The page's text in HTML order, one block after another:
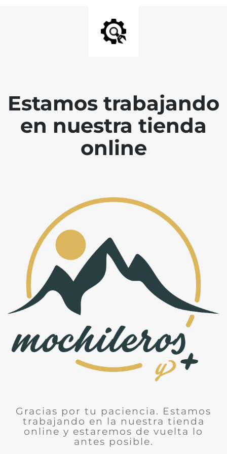
Estamos trabajando
en nuestra tienda
online
Gracias por tu paciencia. Estamos
trabajando en la nuestra tienda
online y estaremos de vuelta lo
antes posible.